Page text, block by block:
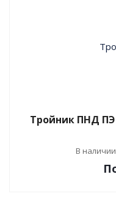
Тройник ПНД ПЭ
В наличии